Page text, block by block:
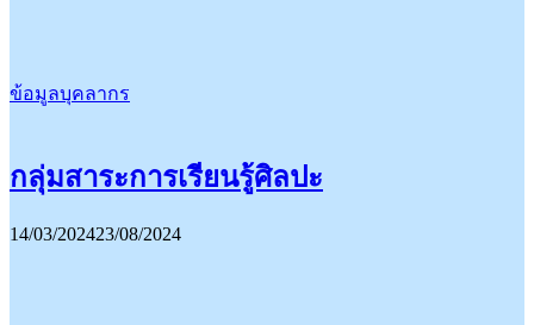
ข้อมูลบุคลากร
กลุ่มสาระการเรียนรู้ศิลปะ
14/03/202423/08/2024